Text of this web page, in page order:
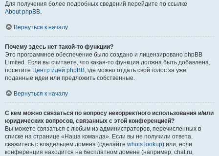
Для получения более подробных сведений перейдите по ссылке
About phpBB.
Вернуться к началу
Почему здесь нет такой-то функции?
Это программное обеспечение было создано и лицензировано phpBB
Limited. Если вы считаете, что какая-то функция должна быть добавлена,
посетите Центр идей phpBB, где можно отдать свой голос за уже
поданные идеи или предложить собственные.
Вернуться к началу
С кем можно связаться по вопросу некорректного использования и/или
юридических вопросов, связанных с этой конференцией?
Вы можете связаться с любым из администраторов, перечисленных в
списке на странице «Наша команда». Если вы не получили ответа,
свяжитесь с владельцем домена (сделайте whois lookup) или, если
конференция находится на бесплатном домене (например, chat.ru,